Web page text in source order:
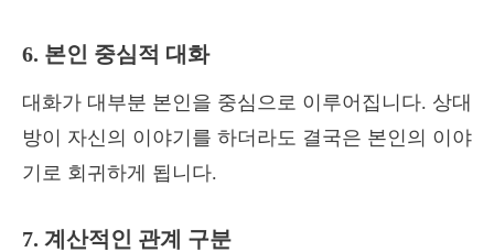
6. 본인 중심적 대화
대화가 대부분 본인을 중심으로 이루어집니다. 상대
방이 자신의 이야기를 하더라도 결국은 본인의 이야
기로 회귀하게 됩니다.
7. 계산적인 관계 구분